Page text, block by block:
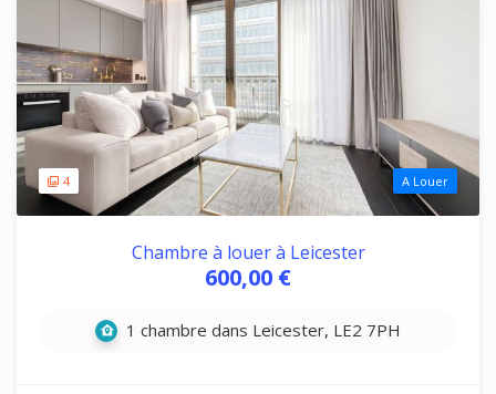
4 A Louer
Chambre à louer à Leicester
600,00 €
1 chambre dans Leicester, LE2 7PH